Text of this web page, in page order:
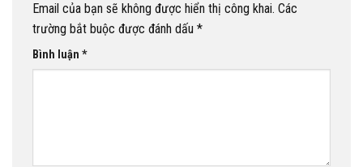
Email của bạn sẽ không được hiển thị công khai. Các
trường bắt buộc được đánh dấu *
Bình luận *